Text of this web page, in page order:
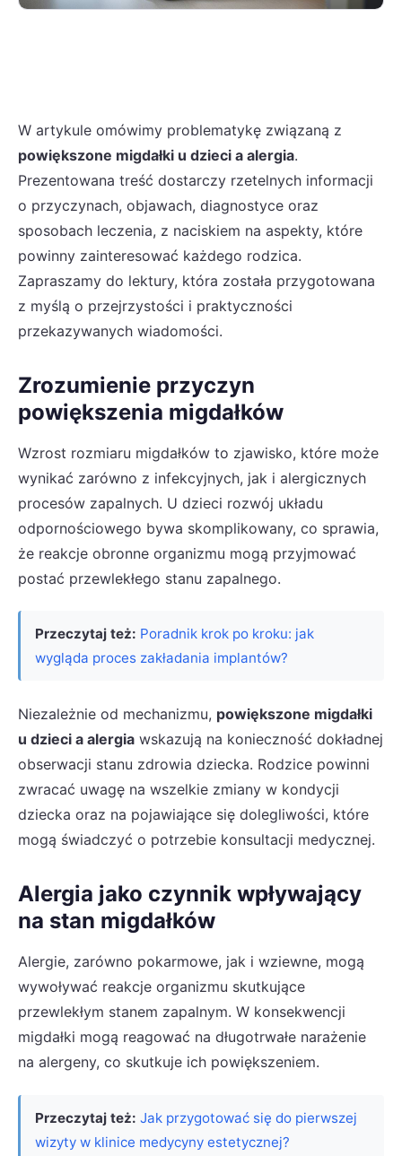
W artykule omówimy problematykę związaną z
powiększone migdałki u dzieci a alergia.
Prezentowana treść dostarczy rzetelnych informacji
o przyczynach, objawach, diagnostyce oraz
sposobach leczenia, z naciskiem na aspekty, które
powinny zainteresować każdego rodzica.
Zapraszamy do lektury, która została przygotowana
z myślą o przejrzystości i praktyczności
przekazywanych wiadomości.
Zrozumienie przyczyn
powiększenia migdałków
Wzrost rozmiaru migdałków to zjawisko, które może
wynikać zarówno z infekcyjnych, jak i alergicznych
procesów zapalnych. U dzieci rozwój układu
odpornościowego bywa skomplikowany, co sprawia,
że reakcje obronne organizmu mogą przyjmować
postać przewlekłego stanu zapalnego.
Przeczytaj też: Poradnik krok po kroku: jak
wygląda proces zakładania implantów?
Niezależnie od mechanizmu, powiększone migdałki
u dzieci a alergia wskazują na konieczność dokładnej
obserwacji stanu zdrowia dziecka. Rodzice powinni
zwracać uwagę na wszelkie zmiany w kondycji
dziecka oraz na pojawiające się dolegliwości, które
mogą świadczyć o potrzebie konsultacji medycznej.
Alergia jako czynnik wpływający
na stan migdałków
Alergie, zarówno pokarmowe, jak i wziewne, mogą
wywoływać reakcje organizmu skutkujące
przewlekłym stanem zapalnym. W konsekwencji
migdałki mogą reagować na długotrwałe narażenie
na alergeny, co skutkuje ich powiększeniem.
Przeczytaj też: Jak przygotować się do pierwszej
wizyty w klinice medycyny estetycznej?